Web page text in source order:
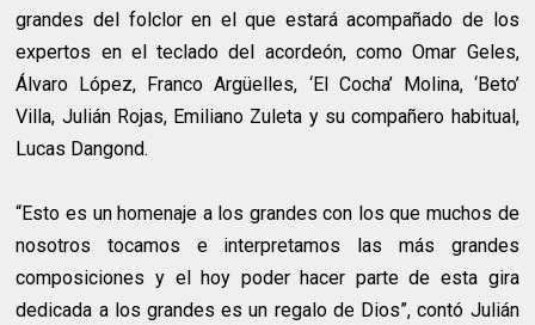
grandes del folclor en el que estará acompañado de los
expertos en el teclado del acordeón, como Omar Geles,
Álvaro López, Franco Argüelles, ‘El Cocha’ Molina, ‘Beto’
Villa, Julián Rojas, Emiliano Zuleta y su compañero habitual,
Lucas Dangond.
“Esto es un homenaje a los grandes con los que muchos de
nosotros tocamos e interpretamos las más grandes
composiciones y el hoy poder hacer parte de esta gira
dedicada a los grandes es un regalo de Dios”, contó Julián